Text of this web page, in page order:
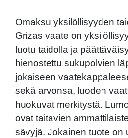
Omaksu yksilöllisyyden
Grizas vaate on
luotu taidolla ja
hienostettu sukupolvien
jokaiseen
sekä arvonsa, luoden
huokuvat merkitystä.
ovat taitavien
sävyjä. Jokainen tuote on